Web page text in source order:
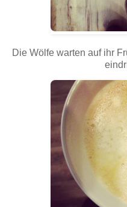
Die Wölfe warten auf ihr